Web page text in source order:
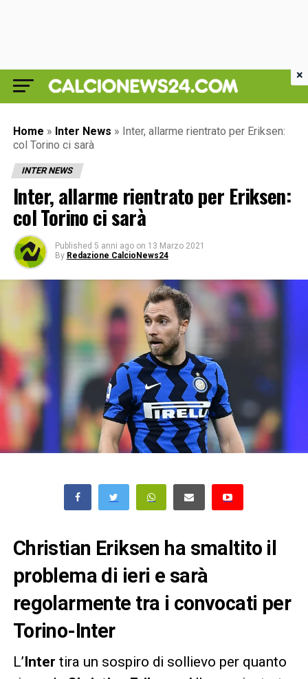
Home » Inter News » Inter, allarme rientrato per Eriksen:
col Torino ci sarà
INTER NEWS
Inter, allarme rientrato per Eriksen:
col Torino ci sarà
Published 5 anni ago on 13 Marzo 2021
By Redazione CalcioNews24
Christian Eriksen ha smaltito il
problema di ieri e sarà
regolarmente tra i convocati per
Torino-Inter
L’ Inter tira un sospiro di sollievo per quanto
×